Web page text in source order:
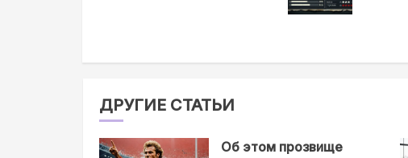
ДРУГИЕ СТАТЬИ
Об этом прозвище